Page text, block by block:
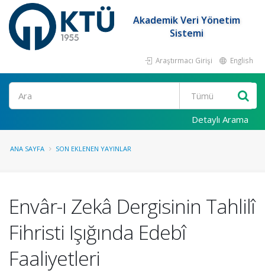
Akademik Veri Yönetim
Sistemi
Araştırmacı Girişi English
Ara
Detaylı Arama
ANA SAYFA SON EKLENEN YAYINLAR
Envâr-ı Zekâ Dergisinin Tahlilî
Fihristi Işığında Edebî
Faaliyetleri